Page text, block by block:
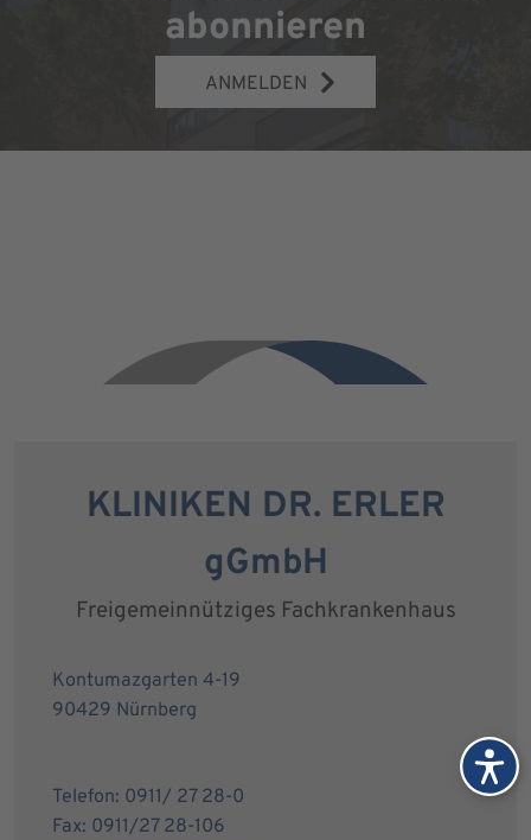
abonnieren
ANMELDEN
KLINIKEN DR. ERLER
gGmbH
Freigemeinnütziges Fachkrankenhaus
Kontumazgarten 4-19
90429 Nürnberg
Telefon: 0911/ 27 28-0
Fax: 0911/27 28-106